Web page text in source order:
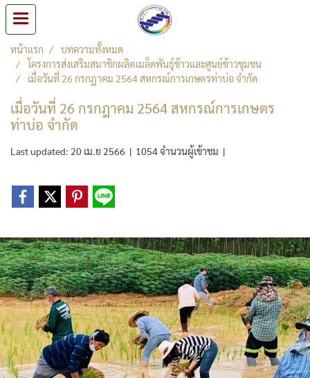
หน้าแรก
บทความทั้งหมด
โครงการส่งเสริมสมาชิกผลิตเมล็ดพันธุ์ข้าวและศูนย์ข้าวชุมชน
เมื่อวันที่ 26 กรกฎาคม 2564 สหกรณ์การเกษตรท่าบ่อ จำกัด
เมื่อวันที่ 26 กรกฎาคม 2564 สหกรณ์การเกษตร
ท่าบ่อ จำกัด
Last updated: 20 เม.ย 2566 | 1054 จำนวนผู้เข้าชม |